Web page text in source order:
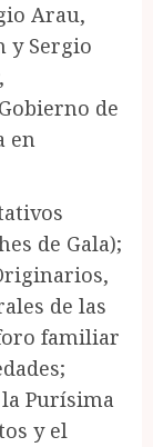
Arau,
y Sergio
de
en
de Gala);
de las
familiar
Purísima
y el